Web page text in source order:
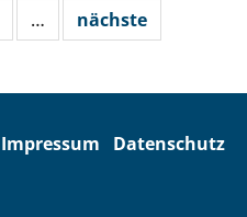
… nächste
Impressum Datenschutz